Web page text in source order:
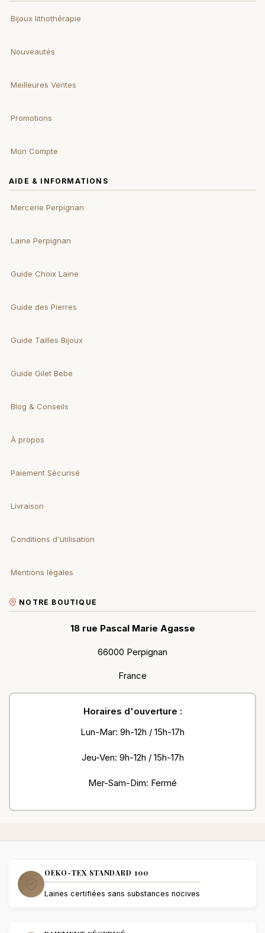
Bijoux lithothérapie
Nouveautés
Meilleures Ventes
Promotions
Mon Compte
AIDE & INFORMATIONS
Mercerie Perpignan
Laine Perpignan
Guide Choix Laine
Guide des Pierres
Guide Tailles Bijoux
Guide Gilet Bebe
Blog & Conseils
À propos
Paiement Sécurisé
Livraison
Conditions d'utilisation
Mentions légales
NOTRE BOUTIQUE
18 rue Pascal Marie Agasse
66000 Perpignan
France
Horaires d'ouverture :
Lun-Mar: 9h-12h / 15h-17h
Jeu-Ven: 9h-12h / 15h-17h
Mer-Sam-Dim: Fermé
OEKO-TEX STANDARD 100
Laines certifiées sans substances nocives